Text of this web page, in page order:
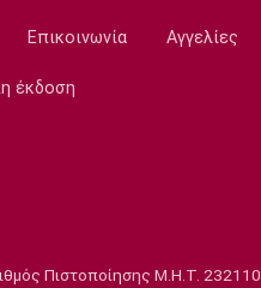
Επικοινωνία Αγγελίες
έκδοση
Πιστοποίησης Μ.Η.Τ. 232110